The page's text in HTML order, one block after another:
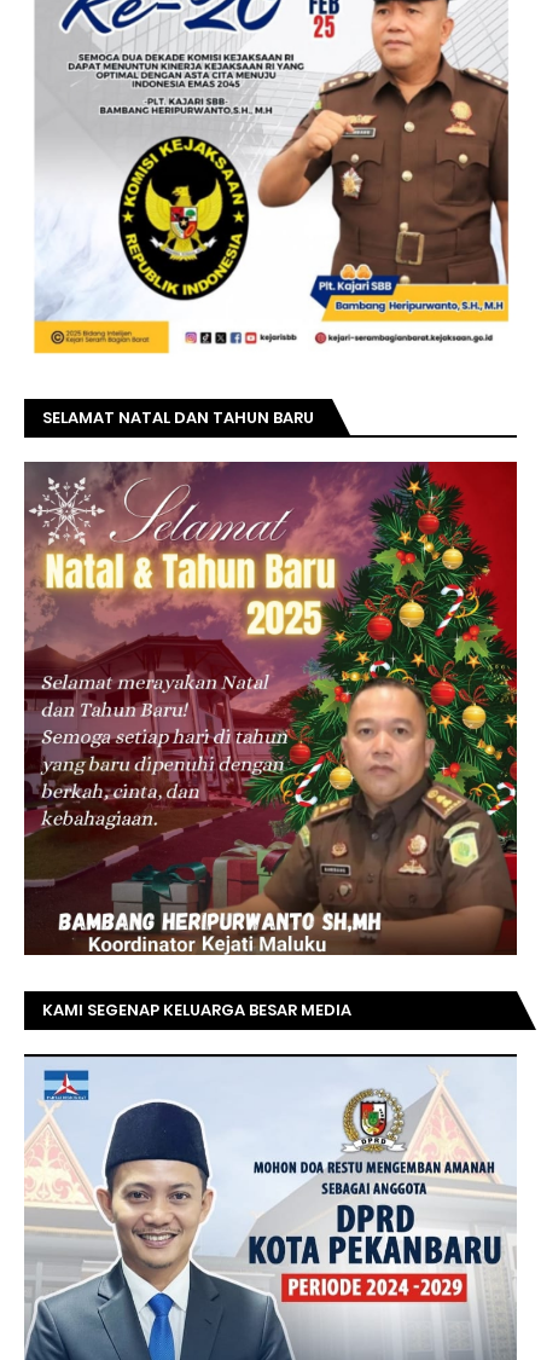
SELAMAT NATAL DAN TAHUN BARU
KAMI SEGENAP KELUARGA BESAR MEDIA
BAPAK ACHMAD FAISAL REZ